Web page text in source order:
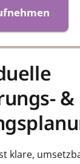
&
klare,